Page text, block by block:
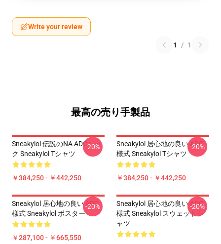
Write your review
1 / 1
最高の売り手製品
Sneakylol 伝説のNA ADCルッ
ク Sneakylol Tシャツ
￥384,250 - ￥442,250
-20%
Sneakylol 居心地の良い ADC
様式 Sneakylol Tシャツ
￥384,250 - ￥442,250
-20%
Sneakylol 居心地の良い ADC
様式 Sneakylol ポスター
￥287,100 - ￥665,550
-20%
Sneakylol 居心地の良い ADC
様式 Sneakylol スウェットシ
ャツ
-20%